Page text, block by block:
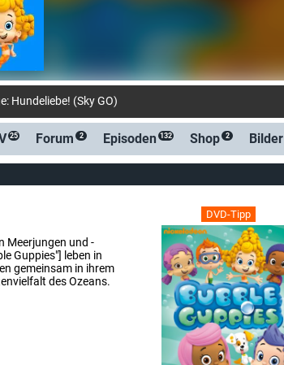
25 Forum 2 Episoden 132 Shop 2 Bilder
DVD-Tipp
Meerjungen und -
Guppies"] leben in
gemeinsam in ihrem
des Ozeans.